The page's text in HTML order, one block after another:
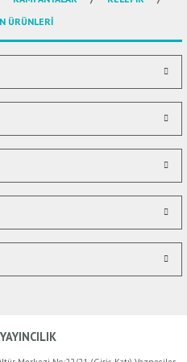
pahalı.
olmalı.
ÜRÜNLERİ